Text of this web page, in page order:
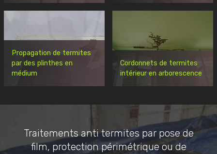
Propagation de termites
par des plinthes en
médium
Cordonnets de termites
intérieur en arborescence
Traitements anti termites par pose de
film, protection périmétrique ou de